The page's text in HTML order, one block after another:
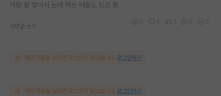
이랑 잘 맞아서 눈에 띄는 애들도 있긴 함
대댓글 쓰기
해당 댓글을 보려면 로그인이 필요합니다. 로그인하기
해당 댓글을 보려면 로그인이 필요합니다. 로그인하기